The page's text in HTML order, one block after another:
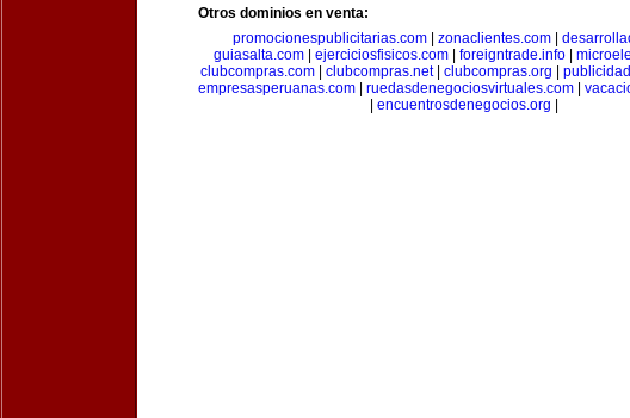
Otros dominios en venta:
promocionespublicitarias.com| zonaclientes.com|
guiasalta.com
ejerciciosfisicos.com foreigntrade.info
clubcompras.com| clubcompras.net| clubcompras.org
empresasperuanas.com
ruedasdenegociosvirtuales.com
encuentrosdenegocios.org